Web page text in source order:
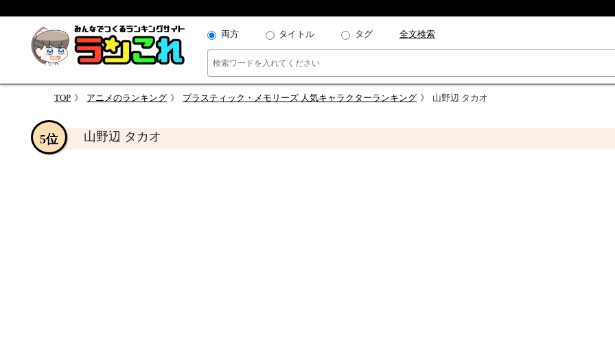
両方 タイトル タグ 全文検索
TOP アニメのランキング プラスティック・メモリーズ 人気キャラクターランキング 山野辺 タカオ
山野辺 タカオ
5位